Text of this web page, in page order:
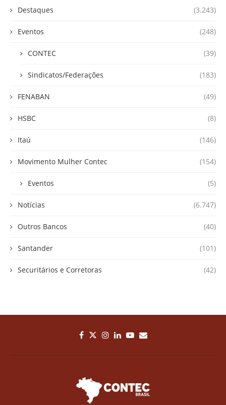
Destaques (3.243)
Eventos (248)
CONTEC (39)
Sindicatos/Federações (183)
FENABAN (49)
HSBC (8)
Itaú (146)
Movimento Mulher Contec (154)
Eventos (5)
Notícias (6.747)
Outros Bancos (40)
Santander (101)
Securitários e Corretoras (42)